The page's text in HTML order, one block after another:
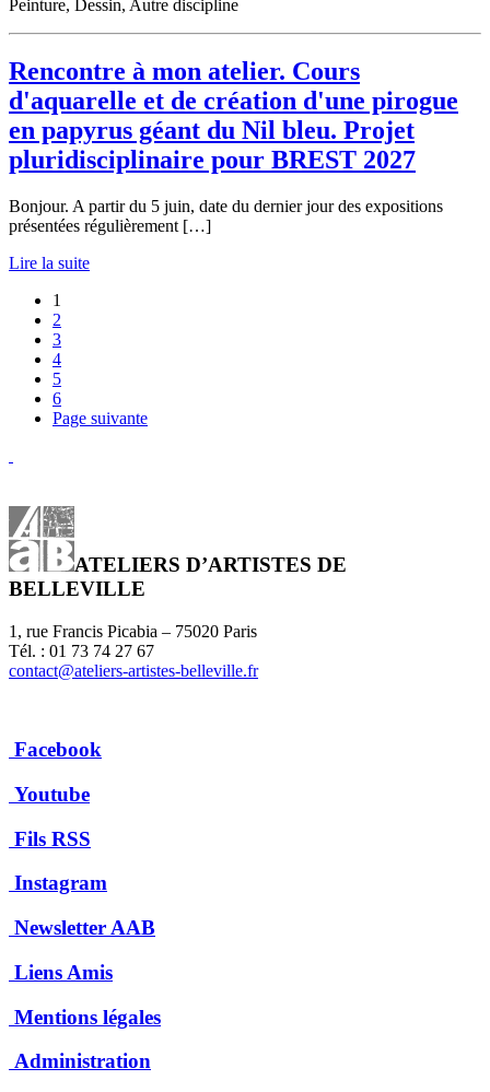
Peinture, Dessin, Autre discipline
Rencontre à mon atelier. Cours
d'aquarelle et de création d'une pirogue
en papyrus géant du Nil bleu. Projet
pluridisciplinaire pour BREST 2027
Bonjour. A partir du 5 juin, date du dernier jour des expositions
présentées régulièrement […]
Lire la suite
1
2
3
4
5
6
Page suivante
ATELIERS D’ARTISTES DE
BELLEVILLE
1, rue Francis Picabia – 75020 Paris
Tél. : 01 73 74 27 67
contact@ateliers-artistes-belleville.fr
Facebook
Youtube
Fils RSS
Instagram
Newsletter AAB
Liens Amis
Mentions légales
Administration